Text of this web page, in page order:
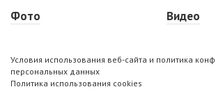
Фото
Видео
Условия использования веб-сайта и политика
персональных данных
Политика использования cookies